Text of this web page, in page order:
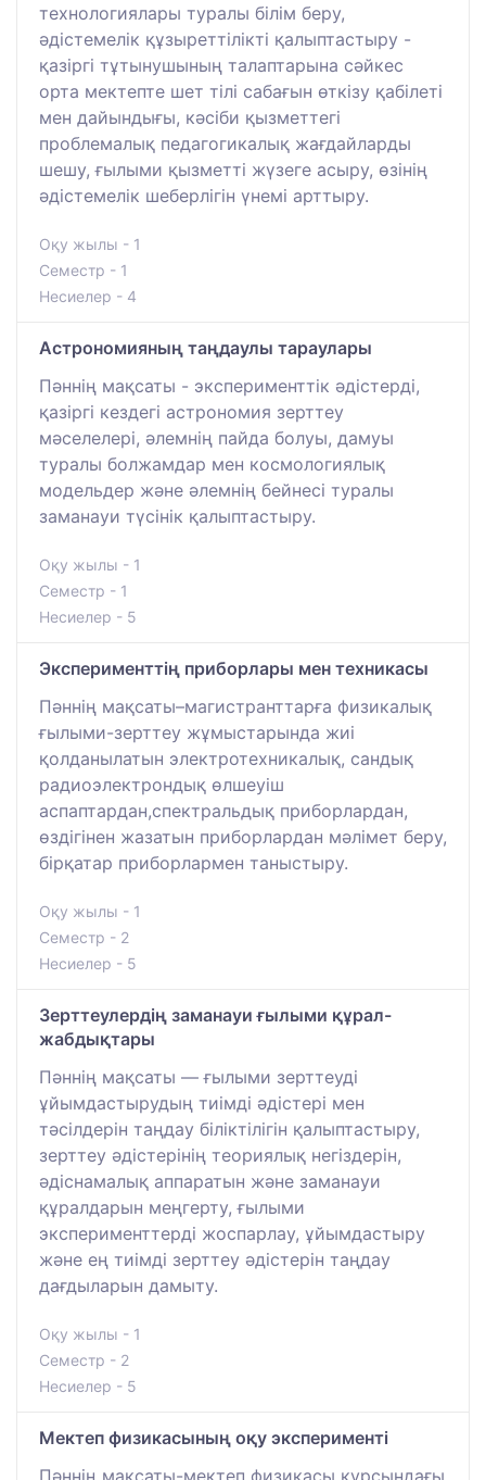
технологиялары туралы білім беру,
әдістемелік құзыреттілікті қалыптастыру -
қазіргі тұтынушының талаптарына сәйкес
орта мектепте шет тілі сабағын өткізу қабілеті
мен дайындығы, кәсіби қызметтегі
проблемалық педагогикалық жағдайларды
шешу, ғылыми қызметті жүзеге асыру, өзінің
әдістемелік шеберлігін үнемі арттыру.
Оқу жылы - 1
Семестр - 1
Несиелер - 4
Астрономияның таңдаулы тараулары
Пәннің мақсаты - эксперименттік әдістерді,
қазіргі кездегі астрономия зерттеу
мәселелері, әлемнің пайда болуы, дамуы
туралы болжамдар мен космологиялық
модельдер және әлемнің бейнесі туралы
заманауи түсінік қалыптастыру.
Оқу жылы - 1
Семестр - 1
Несиелер - 5
Эксперименттің приборлары мен техникасы
Пәннің мақсаты–магистранттарға физикалық
ғылыми-зерттеу жұмыстарында жиі
қолданылатын электротехникалық, сандық
радиоэлектрондық өлшеуіш
аспаптардан,спектральдық приборлардан,
өздігінен жазатын приборлардан мәлімет беру,
бірқатар приборлармен таныстыру.
Оқу жылы - 1
Семестр - 2
Несиелер - 5
Зерттеулердің заманауи ғылыми құрал-
жабдықтары
Пәннің мақсаты — ғылыми зерттеуді
ұйымдастырудың тиімді әдістері мен
тәсілдерін таңдау біліктілігін қалыптастыру,
зерттеу әдістерінің теориялық негіздерін,
әдіснамалық аппаратын және заманауи
құралдарын меңгерту, ғылыми
эксперименттерді жоспарлау, ұйымдастыру
және ең тиімді зерттеу әдістерін таңдау
дағдыларын дамыту.
Оқу жылы - 1
Семестр - 2
Несиелер - 5
Мектеп физикасының оқу эксперименті